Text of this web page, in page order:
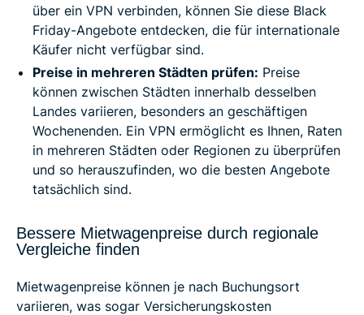
über ein VPN verbinden, können Sie diese Black
Friday-Angebote entdecken, die für internationale
Käufer nicht verfügbar sind.
Preise in mehreren Städten prüfen: Preise
können zwischen Städten innerhalb desselben
Landes variieren, besonders an geschäftigen
Wochenenden. Ein VPN ermöglicht es Ihnen, Raten
in mehreren Städten oder Regionen zu überprüfen
und so herauszufinden, wo die besten Angebote
tatsächlich sind.
Bessere Mietwagenpreise durch regionale
Vergleiche finden
Mietwagenpreise können je nach Buchungsort
variieren, was sogar Versicherungskosten